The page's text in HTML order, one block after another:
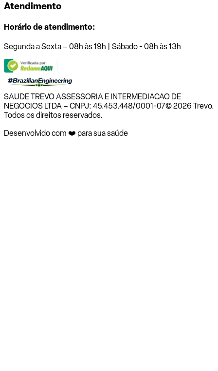
Atendimento
Horário de atendimento:
Segunda a Sexta – 08h às 19h | Sábado - 08h às 13h
SAUDE TREVO ASSESSORIA E INTERMEDIACAO DE
NEGOCIOS LTDA – CNPJ: 45.453.448/0001-07© 2026 Trevo.
Todos os direitos reservados.
Desenvolvido com ❤️ para sua saúde